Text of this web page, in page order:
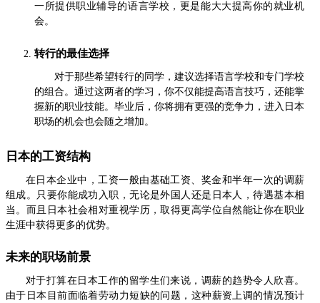
一所提供职业辅导的语言学校，更是能大大提高你的就业机
会。
转行的最佳选择
对于那些希望转行的同学，建议选择语言学校和专门学校
的组合。通过这两者的学习，你不仅能提高语言技巧，还能掌
握新的职业技能。毕业后，你将拥有更强的竞争力，进入日本
职场的机会也会随之增加。
日本的工资结构
在日本企业中，工资一般由基础工资、奖金和半年一次的调薪
组成。只要你能成功入职，无论是外国人还是日本人，待遇基本相
当。而且日本社会相对重视学历，取得更高学位自然能让你在职业
生涯中获得更多的优势。
未来的职场前景
对于打算在日本工作的留学生们来说，调薪的趋势令人欣喜。
由于日本目前面临着劳动力短缺的问题，这种薪资上调的情况预计